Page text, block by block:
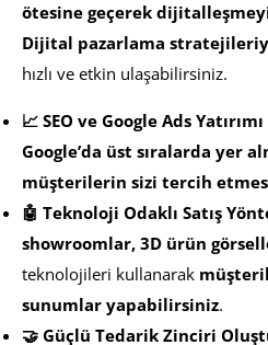
ötesine geçerek
Dijital pazarlama
hızlı ve etkin ulaşabilirsiniz.
📈 SEO ve Google Ads Yatırımı
Google’da üst sıralarda yer
müşterilerin sizi tercih
🤖 Teknoloji Odaklı Satış
showroomlar, 3D ürün
teknolojileri kullanarak
sunumlar yapabilirsiniz.
🤝 Güçlü Tedarik Zinciri